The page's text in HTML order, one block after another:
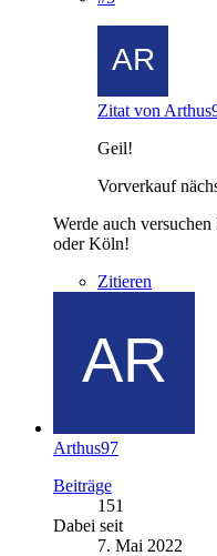
Zitat von
Geil!
Vorverkauf
Werde auch
oder Köln!
Zitieren
Arthus97
Beiträge
151
Dabei seit
7. Mai 2022